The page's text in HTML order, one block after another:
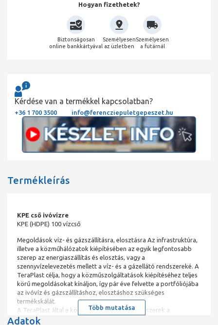
Hogyan fizethetek?
Biztonságosan
online bankkártyával
Személyesen
az üzletben
Személyesen
a futárnál
Kérdése van a termékkel kapcsolatban?
+36 1 700 3500 info@ferencziepuletgepeszet.hu
Termékleírás
KPE cső ivóvízre
KPE (HDPE) 100 vízcső
Megoldások víz- és gázszállításra, elosztásra Az infrastruktúra,
illetve a közműhálózatok kiépítésében az egyik legfontosabb
szerep az energiaszállítás és elosztás, vagy a
szennyvízelevezetés mellett a víz- és a gázellátó rendszereké. A
TeraPlast célja, hogy a közműszolgáltatások kiépítéséhez teljes
körű megoldásokat kínáljon, így pár éve felvette a portfóliójába
az ivóvíz és gázszállításhoz, elosztáshoz szükséges
termékskálát.
A TeraPlast által e közműtípushoz kínált rendszerek a
következők:
Több mutatása
Adatok